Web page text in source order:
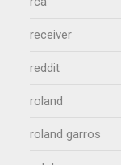
receiver
reddit
roland
roland garros